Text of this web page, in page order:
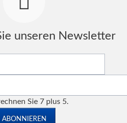
unseren Newsletter
Sie 7 plus 5.
ABONNIEREN